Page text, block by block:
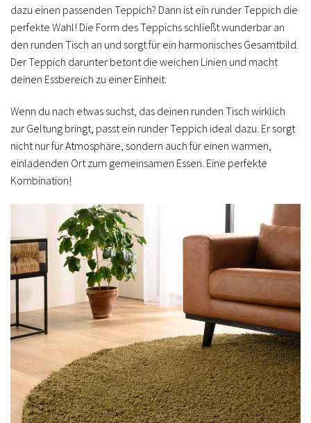
dazu einen passenden Teppich? Dann ist ein runder Teppich die
perfekte Wahl! Die Form des Teppichs schließt wunderbar an
den runden Tisch an und sorgt für ein harmonisches Gesamtbild.
Der Teppich darunter betont die weichen Linien und macht
deinen Essbereich zu einer Einheit.
Wenn du nach etwas suchst, das deinen runden Tisch wirklich
zur Geltung bringt, passt ein runder Teppich ideal dazu. Er sorgt
nicht nur für Atmosphäre, sondern auch für einen warmen,
einladenden Ort zum gemeinsamen Essen. Eine perfekte
Kombination!